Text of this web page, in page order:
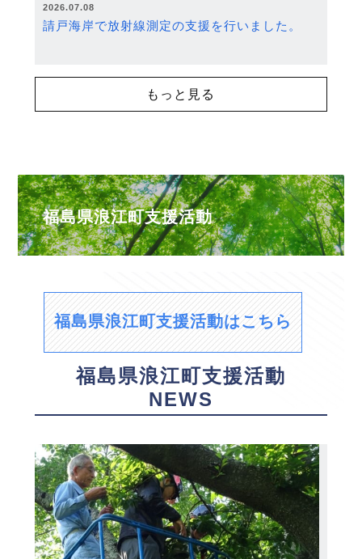
2026.07.08
請戸海岸で放射線測定の支援を行いました。
もっと見る
福島県浪江町支援活動
福島県浪江町支援活動はこちら
福島県浪江町支援活動
NEWS